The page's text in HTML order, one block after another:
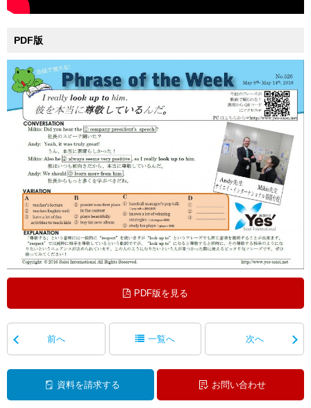
PDF版
PDF版を見る
前へ 一覧へ 次へ
資料を請求する お問い合わせ